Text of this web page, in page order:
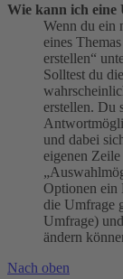
Wie kann ich eine
Wenn du ein
eines
erstellen“
Solltest du
erstellen. Du
und dabei
eigenen
Optionen ein
die Umfrage
Umfrage)
ändern
Nach oben